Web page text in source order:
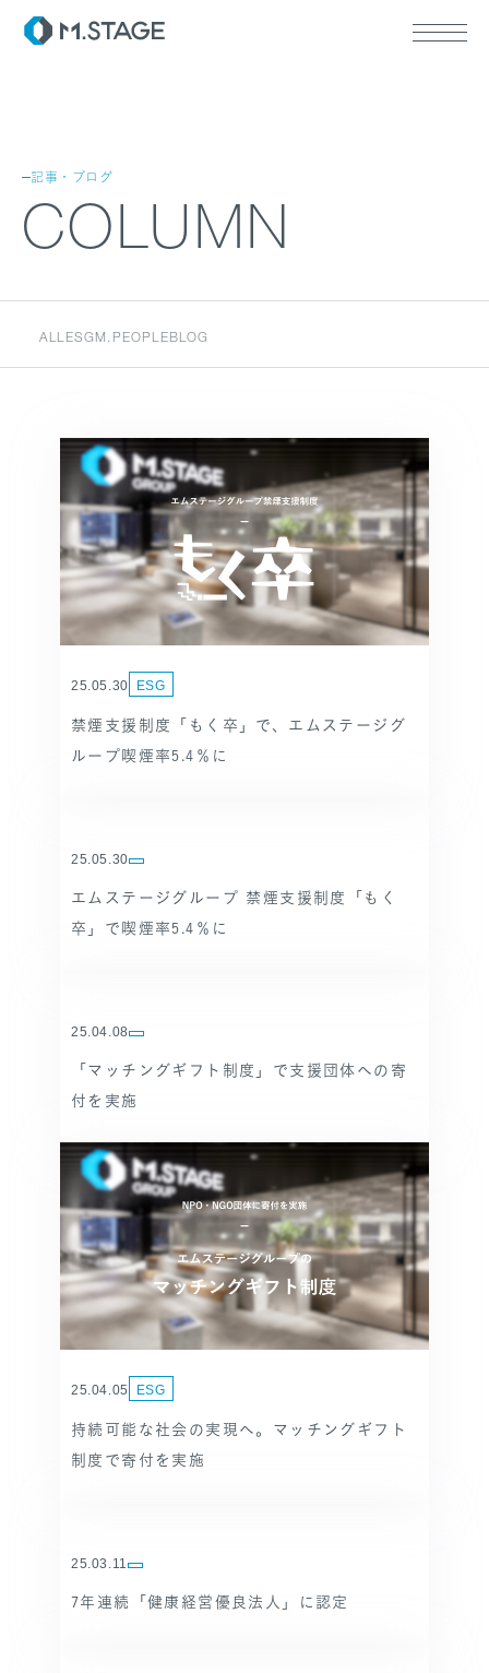
代表挨拶
ウェルビーイング
医療人材
SANPO NAVI
DR.転職なび
プライバシーポリシー
情報セキュリティに関する方針
医療人材事業許可内容について
記事・ブログ
COLUMN
ALLESG M.PEOPLEBLOG
25.05.30 ESG
禁煙支援制度「もく卒」で、エムステージグ
ループ喫煙率5.4％に
25.05.30
エムステージグループ 禁煙支援制度「もく
卒」で喫煙率5.4％に
25.04.08
「マッチングギフト制度」で支援団体への寄
付を実施
25.04.05 ESG
持続可能な社会の実現へ。マッチングギフト
制度で寄付を実施
25.03.11
7年連続「健康経営優良法人」に認定